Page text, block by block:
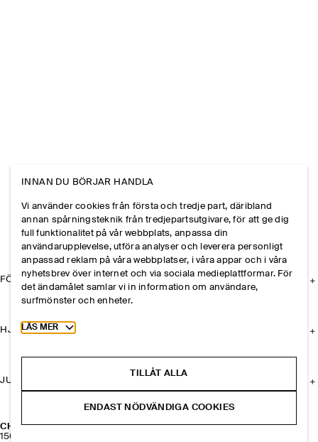
CHUNKY LOAFERS
1500 kr
FÖRETAGET
HJÄLP
JURIDISK INFORMATION
INNAN DU BÖRJAR HANDLA
Vi använder cookies från första och tredje part, däribland
annan spårningsteknik från tredjepartsutgivare, för att ge dig
full funktionalitet på vår webbplats, anpassa din
användarupplevelse, utföra analyser och leverera personligt
anpassad reklam på våra webbplatser, i våra appar och i våra
nyhetsbrev över internet och via sociala medieplattformar. För
det ändamålet samlar vi in information om användare,
surfmönster och enheter.
Toggle more cookie information
LÄS MER
TILLÅT ALLA
ENDAST NÖDVÄNDIGA COOKIES